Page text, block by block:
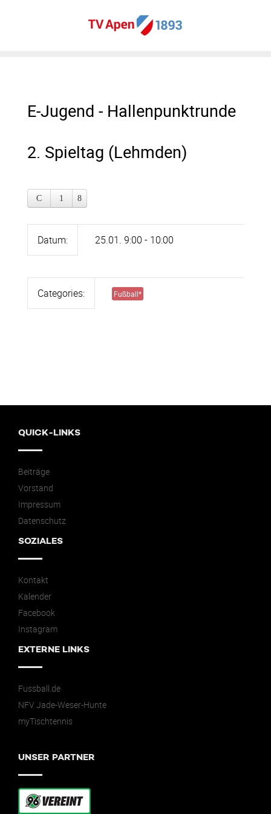
E-Jugend - Hallenpunktrunde
2. Spieltag (Lehmden)
Datum: 25.01. 9:00 - 10:00
Categories: Fußball*
QUICK-LINKS
Beiträge
Vorstand
Impressum
Datenschutz
SOZIALES
Kontakt
Kalender
Facebook
Instagram
EXTERNE LINKS
Fussball.de
NFV Jade-Weser-Hunte
myTischtennis
UNSER PARTNER